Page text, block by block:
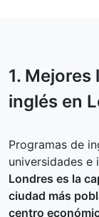
1.
inglés en
Programas de
universidades e
Londres es la
ciudad más
centro